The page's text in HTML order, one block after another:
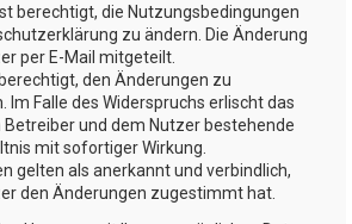
berechtigt, die Nutzungsbedingungen
zu ändern. Die Änderung
per E-Mail mitgeteilt.
den Änderungen zu
Im Falle des Widerspruchs erlischt das
und dem Nutzer bestehende
mit sofortiger Wirkung.
gelten als anerkannt und verbindlich,
den Änderungen zugestimmt hat.